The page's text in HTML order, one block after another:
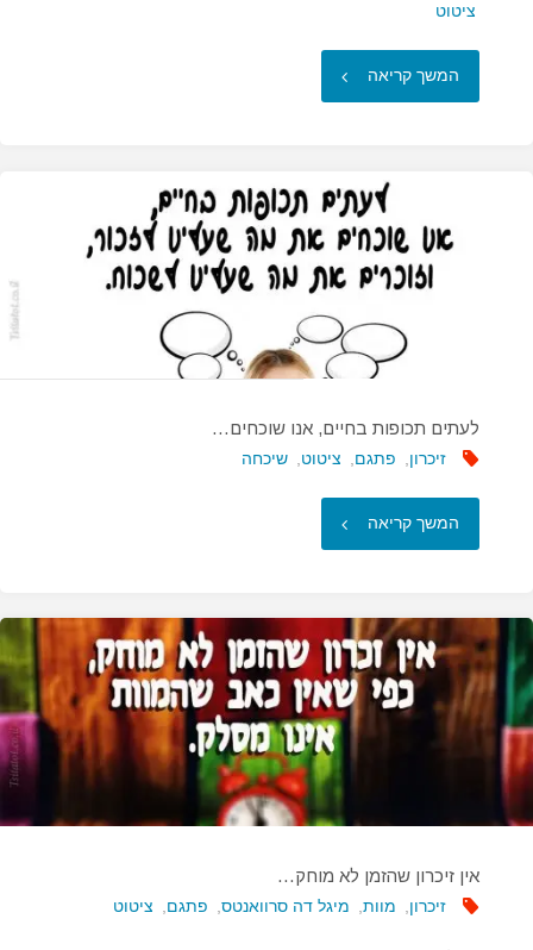
ציטוט
המשך קריאה "חיי
לעתים תכופות בחיים, אנו שוכחים…
זיכרון, פתגם, ציטוט, שיכחה
המשך קריאה "לעתים
בחיים,
אנו
שוכחים…"
אין זיכרון שהזמן לא מוחק…
זיכרון מוות מיגל דה סרוואנטס פתגם ציטוט